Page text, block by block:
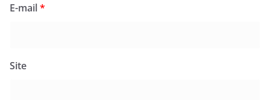
E-mail*
Site